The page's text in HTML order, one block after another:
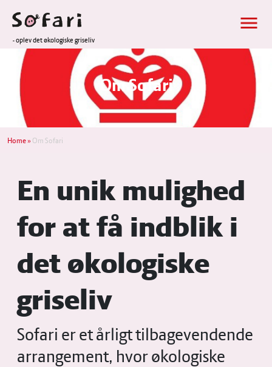
- oplev det økologiske griseliv
Om Sofari
Home » Om Sofari
En unik mulighed
for at få indblik i
det økologiske
griseliv
Sofari er et årligt tilbagevendende
arrangement, hvor økologiske